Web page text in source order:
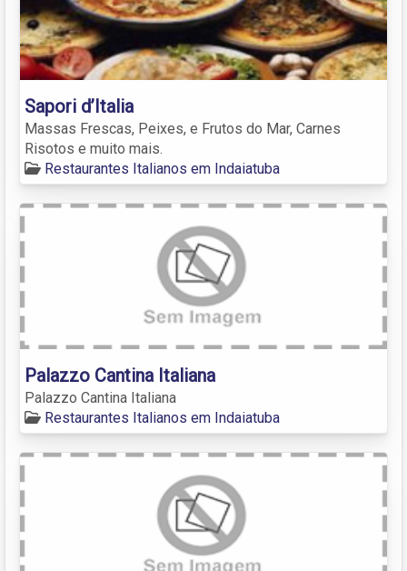
Sapori d’Italia
Massas Frescas, Peixes, e Frutos do Mar, Carnes
Risotos e muito mais.
Restaurantes Italianos em Indaiatuba
Palazzo Cantina Italiana
Palazzo Cantina Italiana
Restaurantes Italianos em Indaiatuba